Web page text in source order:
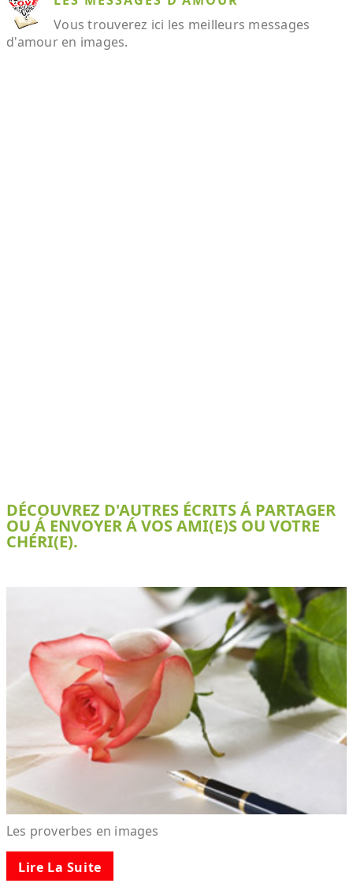
Vous trouverez ici les meilleurs messages
d'amour en images.
DÉCOUVREZ D'AUTRES ÉCRITS Á PARTAGER
OU Á ENVOYER Á VOS AMI(E)S OU VOTRE
CHÉRI(E).
Les proverbes en images
Lire La Suite